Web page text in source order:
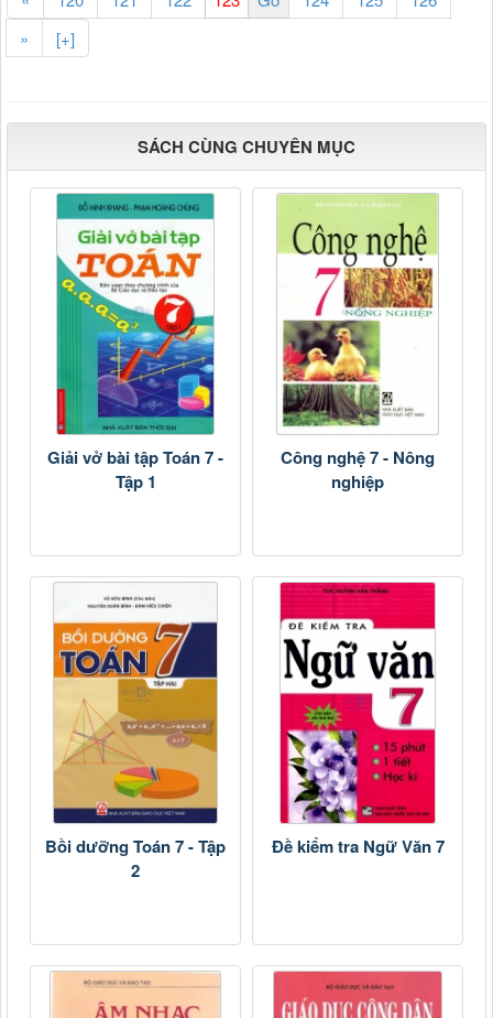
»
[+]
SÁCH CÙNG CHUYÊN MỤC
Giải vở bài tập Toán 7 -
Tập 1
Công nghệ 7 - Nông
nghiệp
Bồi dưỡng Toán 7 - Tập
2
Đề kiểm tra Ngữ Văn 7